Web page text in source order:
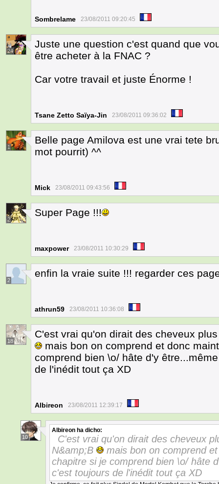
Sombrelame 23/08/2011 09:20:45
24
Juste une question c'est quand que
être acheter à la FNAC ?
Car votre travail et juste Énorme !
Tsane Zetto Saïya-Jin 23/08/2011 09:36:02
1
Belle page Amilova est une vrai tete
mot pourrit) ^^
Mick 23/08/2011 09:43:56
2
Super Page !!!
maxpower 23/08/2011 10:30:29
2
enfin la vraie suite !!! regarder ces
athrun59 23/08/2011 10:36:08
18
C'est vrai qu'on dirait des cheveux
mais bon on comprend et donc
comprend bien \o/ hâte d'y
de l'inédit tout ça XD
Albireon 23/08/2011 12:39:17
10
Albireon ha dicho:
C'est vrai qu'on dirait des cheveux
N&amp;B
mais bon on comprend
chapitre si je comprend bien \o/ hâte
c'est toujours de l'inédit tout ça XD